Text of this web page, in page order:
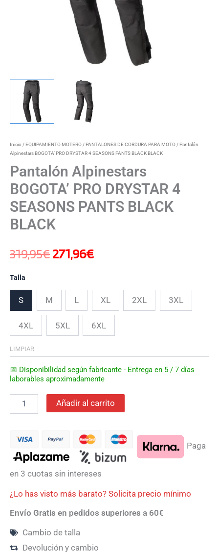
Inicio /EQUIPAMIENTO MOTERO /PANTALONES DE CORDURA PARA MOTO / Pantalón
Alpinestars BOGOTA’ PRO DRYSTAR 4 SEASONS PANTS BLACK BLACK
Pantalón Alpinestars
BOGOTA’ PRO DRYSTAR 4
SEASONS PANTS BLACK
BLACK
319,95€271,96€
Talla
S M L XL 2XL 3XL
4XL 5XL 6XL
LIMPIAR
📅 Disponibilidad según fabricante - Entrega en 5 / 7 días
laborables aproximadamente
Añadir al carrito
Paga
en 3 cuotas sin intereses
¿Lo has visto más barato? Solicita precio mínimo
Envío Gratis en pedidos superiores a 60€
Cambio de talla
Devolución y cambio